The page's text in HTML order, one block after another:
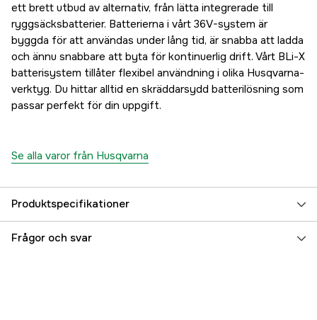
ett brett utbud av alternativ, från lätta integrerade till
ryggsäcksbatterier. Batterierna i vårt 36V-system är
byggda för att användas under lång tid, är snabba att ladda
och ännu snabbare att byta för kontinuerlig drift. Vårt BLi-X
batterisystem tillåter flexibel användning i olika Husqvarna-
verktyg. Du hittar alltid en skräddarsydd batterilösning som
passar perfekt för din uppgift.
Se alla varor från Husqvarna
Produktspecifikationer
Batterisystem Husqvarna BLi
Frågor och svar